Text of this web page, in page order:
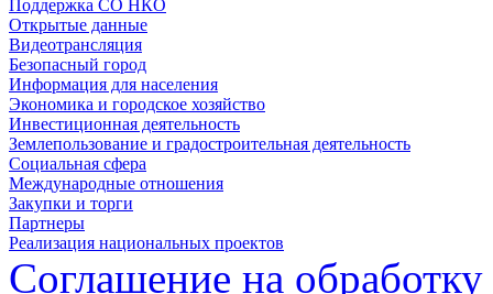
Поддержка СО НКО
Открытые данные
Видеотрансляция
Безопасный город
Информация для населения
Экономика и городское хозяйство
Инвестиционная деятельность
Землепользование и градостроительная деятельность
Социальная сфера
Международные отношения
Закупки и торги
Партнеры
Реализация национальных проектов
Соглашение на